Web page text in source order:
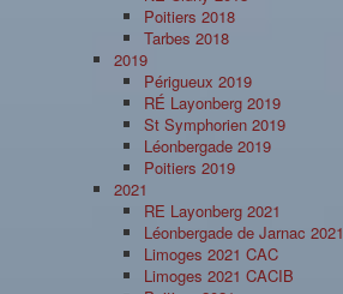
Poitiers 2018
Tarbes 2018
2019
Périgueux 2019
RÉ Layonberg 2019
St Symphorien 2019
Léonbergade 2019
Poitiers 2019
2021
RE Layonberg 2021
Léonbergade de Jarnac 2021
Limoges 2021 CAC
Limoges 2021 CACIB